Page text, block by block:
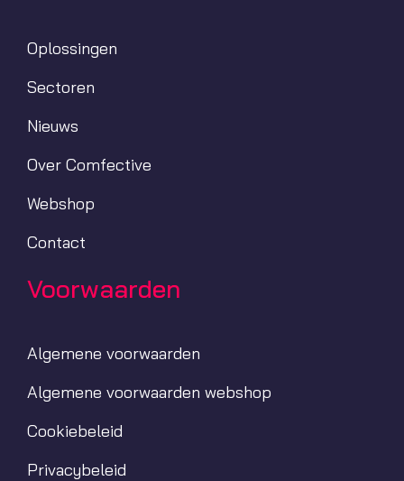
Oplossingen
Sectoren
Nieuws
Over Comfective
Webshop
Contact
Voorwaarden
Algemene voorwaarden
Algemene voorwaarden webshop
Cookiebeleid
Privacybeleid